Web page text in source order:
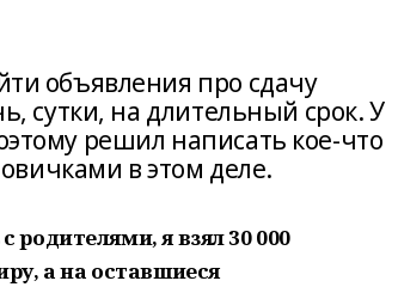
объявления про сдачу
сутки, на длительный срок. У
решил написать кое-что
в этом деле.
родителями, я взял30 000
а на оставшиеся